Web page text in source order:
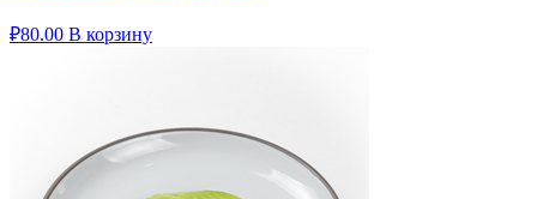
₽80.00 В корзину